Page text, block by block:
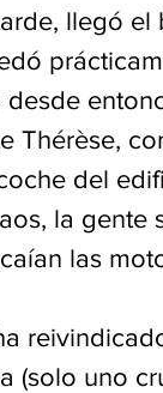
llegó
Thérèse,
del
la
las
(solo uno